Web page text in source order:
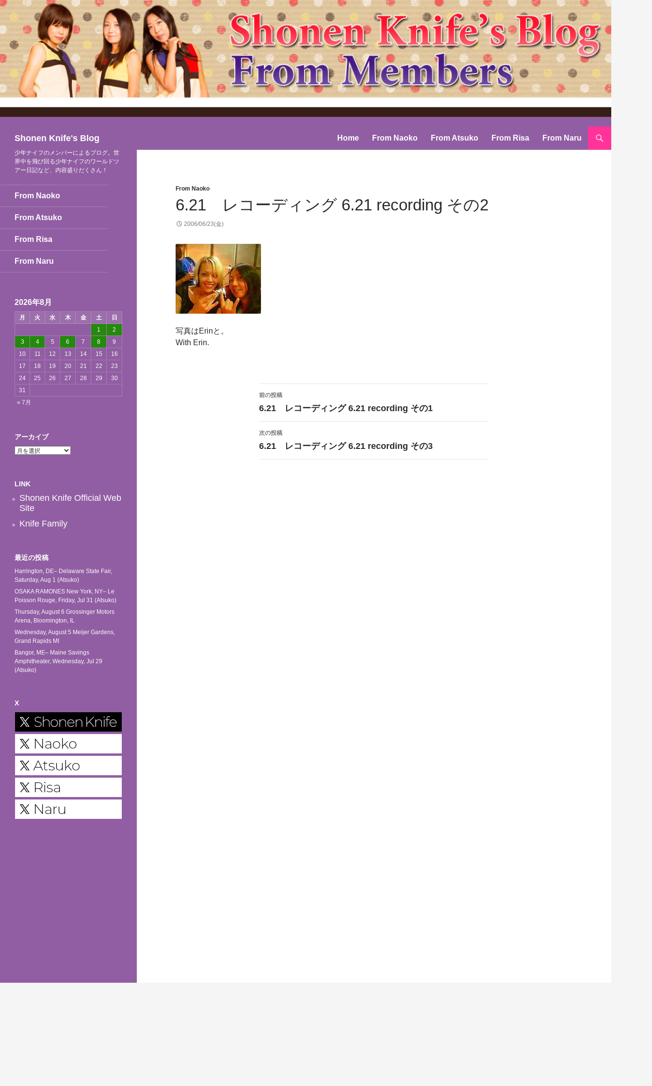
Shonen Knife's Blog Home From Naoko From Atsuko From Risa From Naru
From Naoko
6.21 レコーディング 6.21 recording その2
2006/06/23(金)
写真はErinと。
With Erin.
投
稿
ナ
ビ
ゲ
前の投稿
6.21 レコーディング 6.21 recording その1
次の投稿
6.21 レコーディング 6.21 recording その3
少年ナイフのメンバーによるブログ。世
界中を飛び回る少年ナイフのワールドツ
アー日記など、内容盛りだくさん！
From Naoko
From Atsuko
From Risa
From Naru
2026年8月
月 火 水 木 金 土
日
1
2
3
4 5 6 7 8
9
10
11 12 13 14 15
16
17
18 19 20 21 22
23
24
25 26 27 28 29
30
31
« 7月
アーカイブ
ア
ブ
LINK
Shonen Knife Official Web
Site
Knife Family
最近の投稿
Harrington, DE– Delaware State Fair,
Saturday, Aug 1 (Atsuko)
OSAKA RAMONES New York, NY– Le
Poisson Rouge, Friday, Jul 31 (Atsuko)
Thursday, August 6 Grossinger Motors
Arena, Bloomington, IL
Wednesday, August 5 Meijer Gardens,
Grand Rapids MI
Bangor, ME– Maine Savings
Amphitheater, Wednesday, Jul 29
(Atsuko)
X